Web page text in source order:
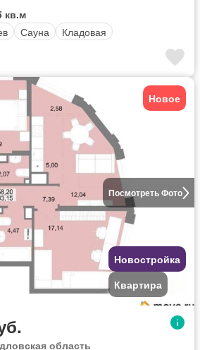
кв.м
Сауна Кладовая
Посмотреть Фото
Новое
Новостройка
Квартира
область